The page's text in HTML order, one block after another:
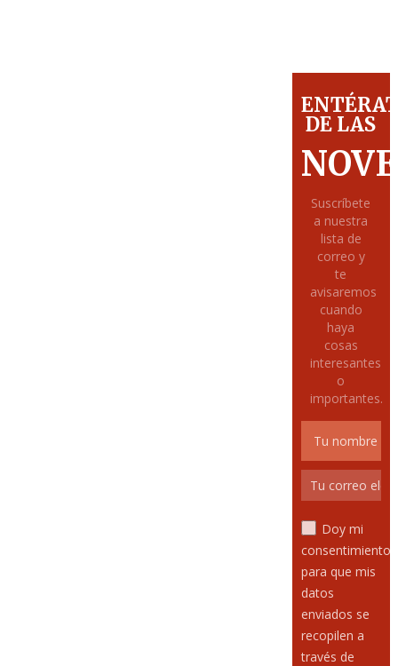
DE LAS
Suscríbete
a nuestra
lista de
correo y
te
avisaremos
cuando
haya
cosas
interesantes
o
importantes.
Doy mi
consentimiento
para que mis
datos
enviados se
recopilen a
través de